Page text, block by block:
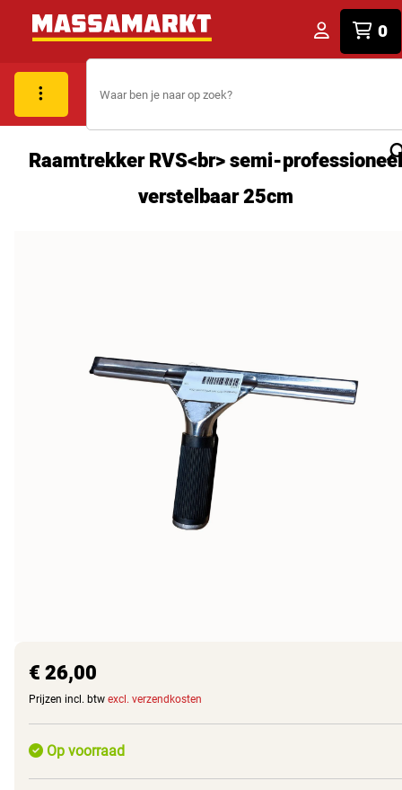
0
Raamtrekker RVS<br> semi-professioneel
verstelbaar 25cm
€ 26,00
Prijzen incl. btw excl. verzendkosten
Op voorraad